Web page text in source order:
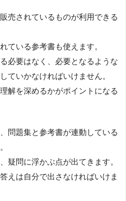
売されているものが利用できる
ている参考書も使えます。
必要はなく、必要となるような
ていかなければいけません。
解を深めるかがポイントになる
問題集と参考書が連動している
疑問に浮かぶ点が出てきます。
えは自分で出さなければいけま